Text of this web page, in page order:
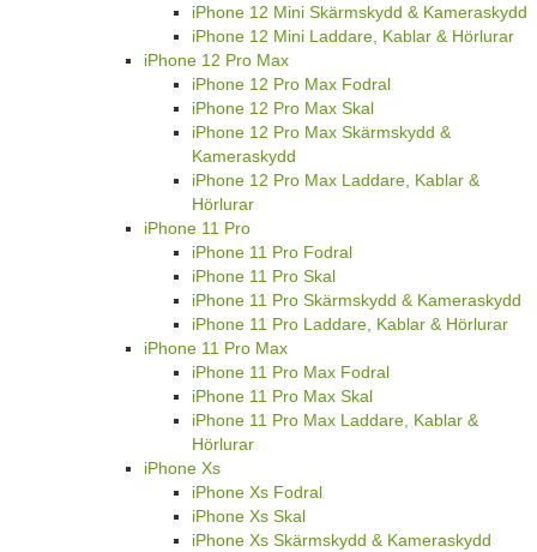
iPhone 12 Mini Skärmskydd & Kameraskydd
iPhone 12 Mini Laddare, Kablar & Hörlurar
iPhone 12 Pro Max
iPhone 12 Pro Max Fodral
iPhone 12 Pro Max Skal
iPhone 12 Pro Max Skärmskydd &
Kameraskydd
iPhone 12 Pro Max Laddare, Kablar &
Hörlurar
iPhone 11 Pro
iPhone 11 Pro Fodral
iPhone 11 Pro Skal
iPhone 11 Pro Skärmskydd & Kameraskydd
iPhone 11 Pro Laddare, Kablar & Hörlurar
iPhone 11 Pro Max
iPhone 11 Pro Max Fodral
iPhone 11 Pro Max Skal
iPhone 11 Pro Max Laddare, Kablar &
Hörlurar
iPhone Xs
iPhone Xs Fodral
iPhone Xs Skal
iPhone Xs Skärmskydd & Kameraskydd